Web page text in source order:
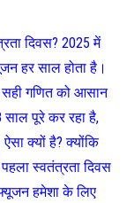
दिवस? 2025 में
हर साल होता है।
सही गणित को आसान
पूरे कर रहा है,
क्यों है? क्योंकि
स्वतंत्रता दिवस
हमेशा के लिए